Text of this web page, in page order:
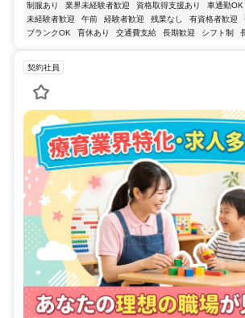
制服あり 業界未経験者歓迎 資格取得支援あり 車通勤OK
未経験者歓迎
午前 経験者歓迎 残業なし 有資格者歓迎
ブランクOK
育休あり 交通費支給 長期歓迎 シフト制
契約社員